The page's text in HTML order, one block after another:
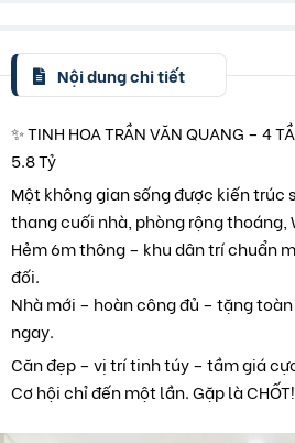
Nội dung chi tiết
✨ TINH HOA TRẦN VĂN QUANG – 4
5.8 Tỷ
Một không gian sống được kiến trúc
thang cuối nhà, phòng rộng thoáng,
Hẻm 6m thông – khu dân trí chuẩn
đối.
Nhà mới – hoàn công đủ – tặng
ngay.
Căn đẹp – vị trí tinh túy – tầm giá
Cơ hội chỉ đến một lần. Gặp là CHỐT!